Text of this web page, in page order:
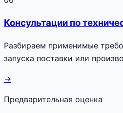
Консультации по
Разбираем применимые
запуска поставки или
→
Предварительная оценка